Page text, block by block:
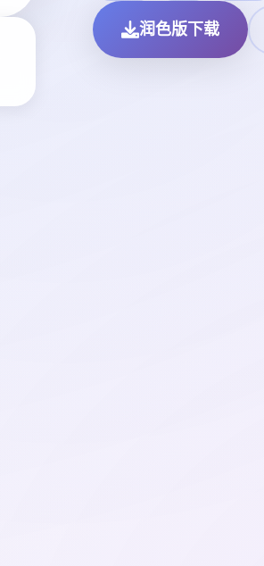
润色版下载